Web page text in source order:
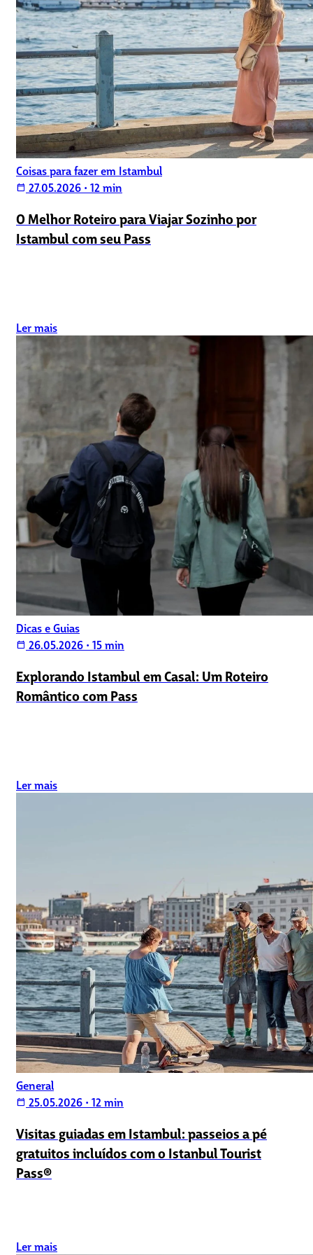
Coisas para fazer em Istambul
calendar_today 27.05.2026 • 12 min
O Melhor Roteiro para Viajar Sozinho por
Istambul com seu Pass
Ler mais
Dicas e Guias
calendar_today 26.05.2026 • 15 min
Explorando Istambul em Casal: Um Roteiro
Romântico com Pass
Ler mais
General
calendar_today 25.05.2026 • 12 min
Visitas guiadas em Istambul: passeios a pé
gratuitos incluídos com o Istanbul Tourist
Pass®
Ler mais